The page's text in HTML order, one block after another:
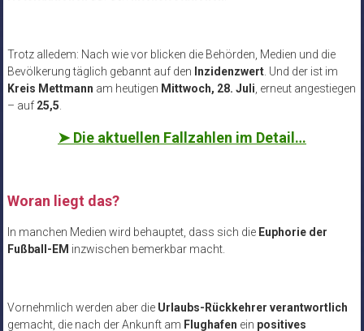
Trotz alledem: Nach wie vor blicken die Behörden, Medien und die
Bevölkerung täglich gebannt auf den Inzidenzwert. Und der ist im
Kreis Mettmann am heutigen Mittwoch, 28. Juli, erneut angestiegen
– auf 25,5.
➤ Die aktuellen Fallzahlen im Detail…
Woran liegt das?
In manchen Medien wird behauptet, dass sich die Euphorie der
Fußball-EM inzwischen bemerkbar macht.
Vornehmlich werden aber die Urlaubs-Rückkehrer verantwortlich
gemacht, die nach der Ankunft am Flughafen ein positives